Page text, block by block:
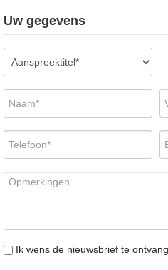
Uw gegevens
Ik wens de nieuwsbrief te